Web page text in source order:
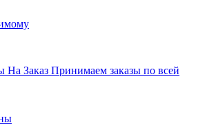
На Заказ Принимаем заказы по всей